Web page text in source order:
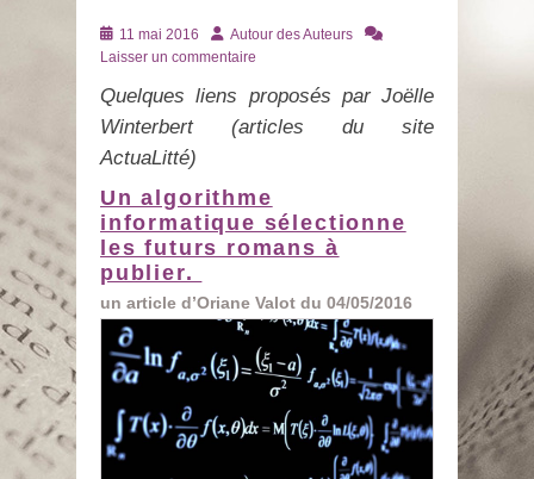
Posté
le
11 mai 2016 AuteurAutour des Auteurs
Laisser un commentaire
Quelques liens proposés par Joëlle
Winterbert (articles du site
ActuaLitté)
Un algorithme
informatique sélectionne
les futurs romans à
publier.
un article d’Oriane Valot du 04/05/2016